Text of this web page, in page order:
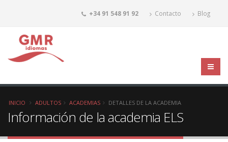
+34 91 548 91 92 Contacto Blog
INICIO ADULTOS ACADEMIAS DETALLES DE LA ACADEMIA
Información de la academia ELS